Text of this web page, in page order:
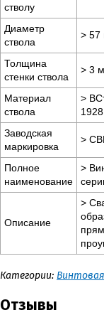
стволу
Диаметр
ствола
> 57
Толщина
стенки ствола
> 3
Материал
ствола
>
Заводская
маркировка
>
Полное
наименование
>
Описание
>
Категории:
Отзывы